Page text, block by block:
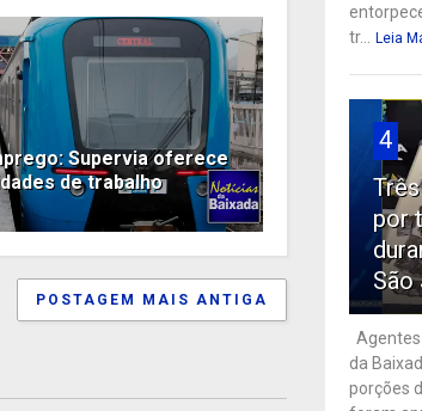
Supervia oferece
de trabalho
POSTAGEM MAIS ANTIGA
tr...
Leia
4
por
Agentes
da
porções